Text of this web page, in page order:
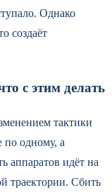
Однако
создаёт
с этим делать
тактики
по одному, а
аппаратов идёт на
траектории. Сбить